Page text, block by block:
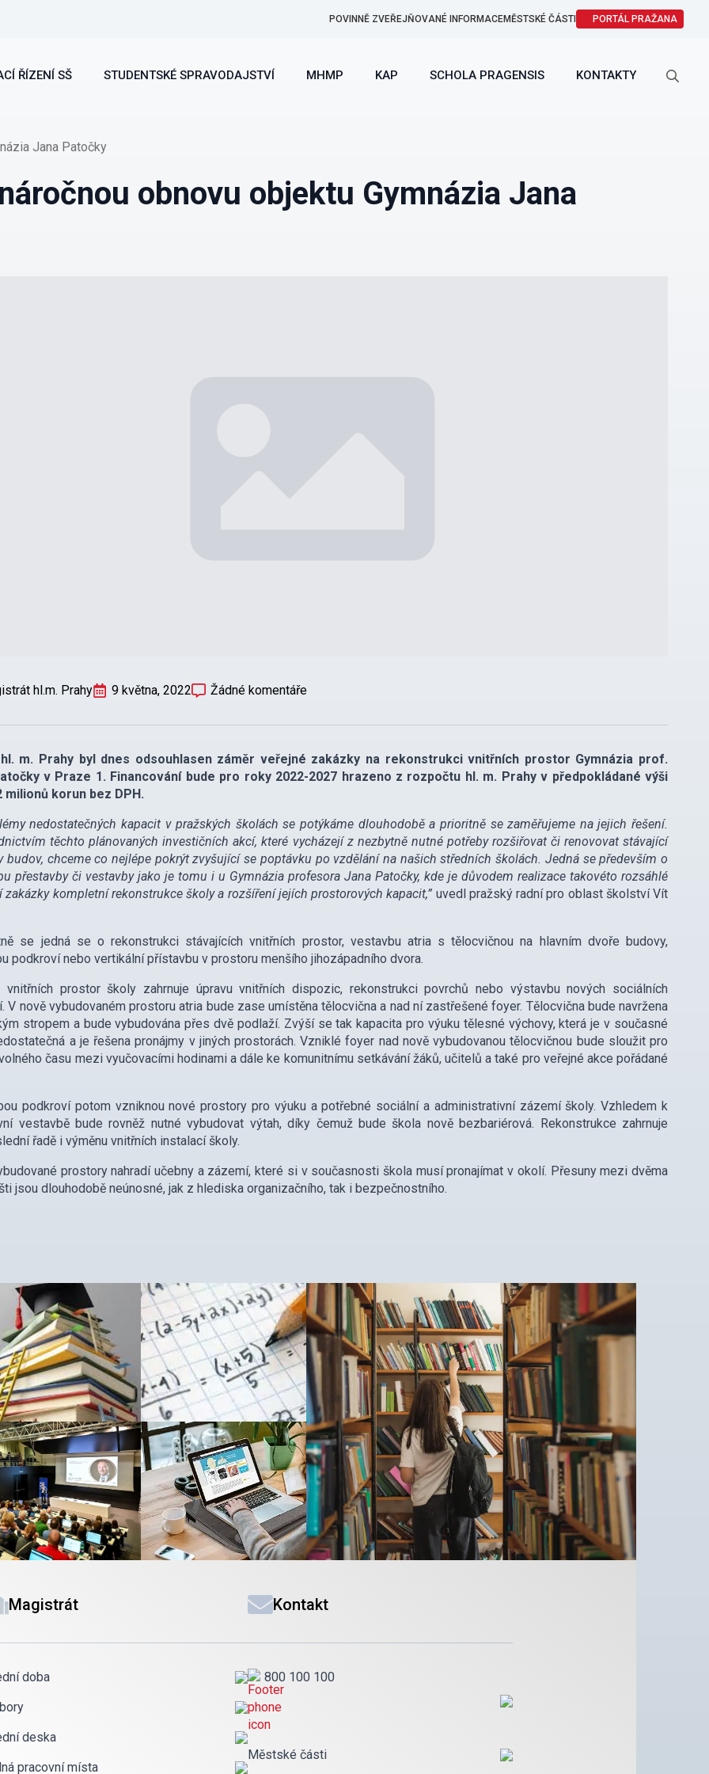
POVINNĚ ZVEŘEJŇOVANÉ INFORMACEMĚSTSKÉ ČÁSTI PORTÁL PRAŽANA
ŘÍZENÍ SŠ STUDENTSKÉ SPRAVODAJSTVÍ MHMP KAP SCHOLA PRAGENSIS KONTAKTY
Jana Patočky
obnovu objektu Gymnázia Jana
hl.m. Prahy 9 května, 2022 Žádné komentáře
hl. m. Prahy byl dnes odsouhlasen záměr veřejné zakázky na rekonstrukci vnitřních prostor Gymnázia prof.
v Praze 1. Financování bude pro roky 2022-2027 hrazeno z rozpočtu hl. m. Prahy v předpokládané výši
milionů korun bez DPH.
nedostatečných kapacit v pražských školách se potýkáme dlouhodobě a prioritně se zaměřujeme na jejich řešení.
těchto plánovaných investičních akcí, které vycházejí z nezbytně nutné potřeby rozšiřovat či renovovat stávající
budov, chceme co nejlépe pokrýt zvyšující se poptávku po vzdělání na našich středních školách. Jedná se především o
přestavby či vestavby jako je tomu i u Gymnázia profesora Jana Patočky, kde je důvodem realizace takovéto rozsáhlé
zakázky kompletní rekonstrukce školy a rozšíření jejích prostorových kapacit,” uvedl pražský radní pro oblast školství Vít
se jedná se o rekonstrukci stávajících vnitřních prostor, vestavbu atria s tělocvičnou na hlavním dvoře budovy,
podkroví nebo vertikální přístavbu v prostoru menšího jihozápadního dvora.
vnitřních prostor školy zahrnuje úpravu vnitřních dispozic, rekonstrukci povrchů nebo výstavbu nových sociálních
V nově vybudovaném prostoru atria bude zase umístěna tělocvična a nad ní zastřešené foyer. Tělocvična bude navržena
stropem a bude vybudována přes dvě podlaží. Zvýší se tak kapacita pro výuku tělesné výchovy, která je v současné
a je řešena pronájmy v jiných prostorách. Vzniklé foyer nad nově vybudovanou tělocvičnou bude sloužit pro
času mezi vyučovacími hodinami a dále ke komunitnímu setkávání žáků, učitelů a také pro veřejné akce pořádané
podkroví potom vzniknou nové prostory pro výuku a potřebné sociální a administrativní zázemí školy. Vzhledem k
vestavbě bude rovněž nutné vybudovat výtah, díky čemuž bude škola nově bezbariérová. Rekonstrukce zahrnuje
řadě i výměnu vnitřních instalací školy.
prostory nahradí učebny a zázemí, které si v současnosti škola musí pronajímat v okolí. Přesuny mezi dvěma
jsou dlouhodobě neúnosné, jak z hlediska organizačního, tak i bezpečnostního.
Magistrát
doba
deska
pracovní místa
Kontakt
800 100 100
Městské části